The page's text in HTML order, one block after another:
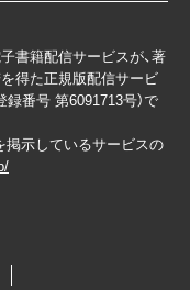
書籍配信サービスが、著
得た正規版配信サービ
録番号 第6091713号）で
掲示しているサービスの